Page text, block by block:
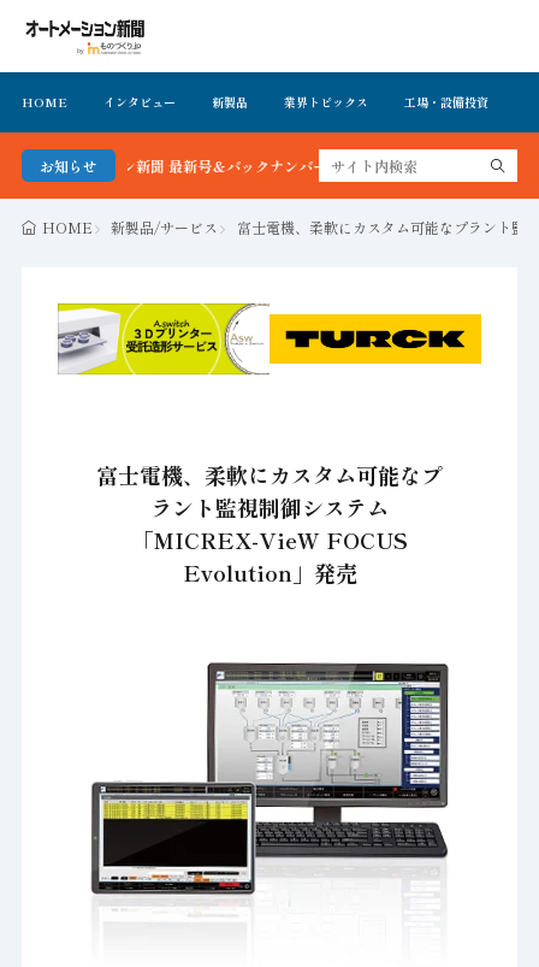
HOME インタビュー 新製品 業界トピックス 工場・設備投資
お知らせ
ーション新聞 最新号＆バックナンバーを無料で公開中 詳細はこちら
HOME 新製品/サービス 富士電機、柔軟にカスタム可能なプラント
富士電機、柔軟にカスタム可能なプ
ラント監視制御システム
「MICREX-VieW FOCUS
Evolution」発売